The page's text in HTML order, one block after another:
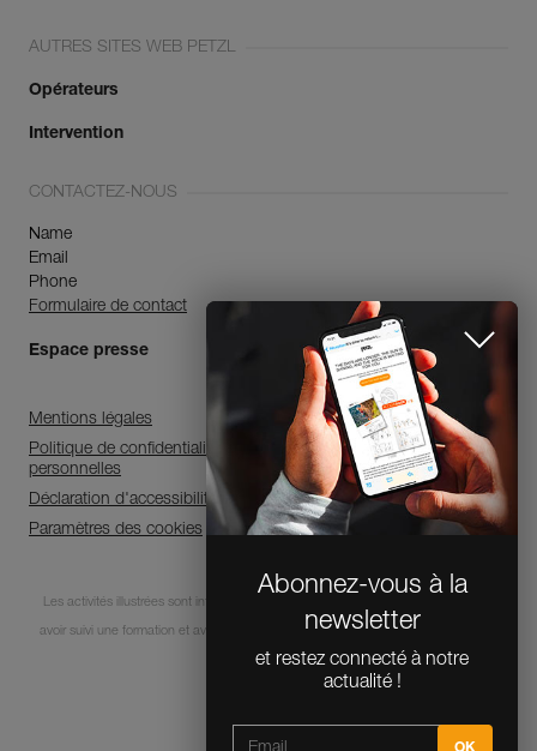
Abonnez-vous à la
newsletter
et restez connecté à notre
actualité !
AUTRES SITES WEB PETZL
Opérateurs
Intervention
CONTACTEZ-NOUS
Name
Email
Phone
Formulaire de contact
Espace presse
Mentions légales
Politique de confidentialité et de traitement des données
personnelles
Déclaration d'accessibilité
Paramètres des cookies
Les activités illustrées sont intrinsèquement dangereuses. Chaque utilisateur doit
avoir suivi une formation et avoir des compétences pour l’usage des équipements
lors de ces activités.